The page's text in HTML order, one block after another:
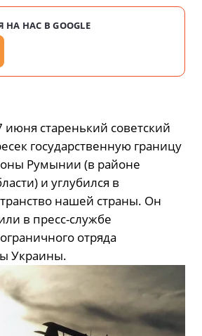
НАС В GOOGLE
июня старенький советский
государственную границу
Румынии (в районе
и углубился в
нашей страны. Он
в пресс-службе
отряда
Украины.